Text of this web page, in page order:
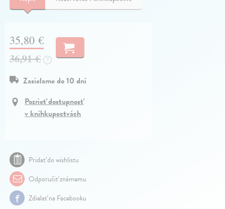
35,80 €
36,91 € ?
Zasielame do 10 dní
Pozrieť dostupnosť
v kníhkupectvách
Pridať do wishlistu
Odporučiť známemu
Zdielať na Facebooku